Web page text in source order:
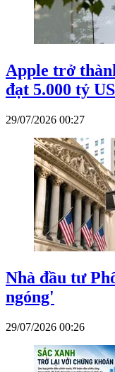
Apple trở
đạt 5.000 tỷ
29/07/2026 00:27
Nhà đầu tư
ngóng'
29/07/2026 00:26